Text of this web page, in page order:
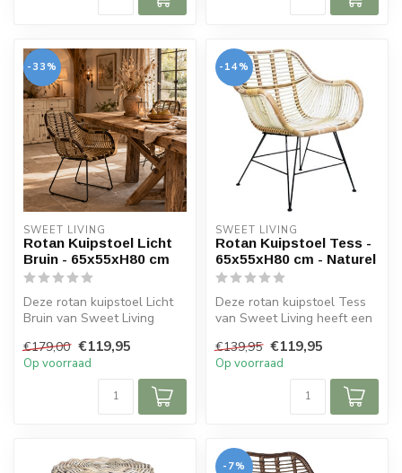
-33%
SWEET LIVING
Rotan Kuipstoel Licht
Bruin - 65x55xH80 cm
Deze rotan kuipstoel Licht
Bruin van Sweet Living
frame...
€179,00 €119,95
Op voorraad
-14%
SWEET LIVING
Rotan Kuipstoel Tess -
65x55xH80 cm - Naturel
Deze rotan kuipstoel Tess
van Sweet Living heeft een
k...
€139,95 €119,95
Op voorraad
-7%